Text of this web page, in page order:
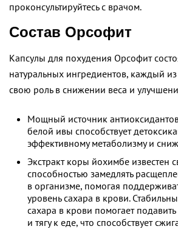
проконсультируйтесь с врачом.
Состав Орсофит
Капсулы для похудения Орсофит
натуральных ингредиентов, каждый
свою роль в снижении веса и
Мощный источник
белой ивы способствует
эффективному метаболизму и
Экстракт коры йохимбе известен
способностью замедлять
в организме, помогая
уровень сахара в крови.
сахара в крови помогает подавить
и тягу к еде, что способствует